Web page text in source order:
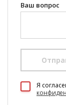
Ваш вопрос
Я